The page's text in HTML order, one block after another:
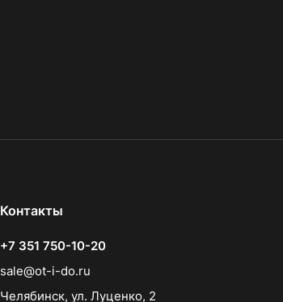
Контакты
+7 351 750-10-20
sale@ot-i-do.ru
Челябинск, ул. Луценко, 2